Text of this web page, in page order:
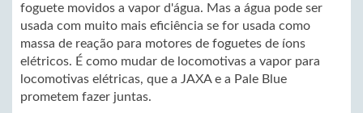
foguete movidos a vapor d'água. Mas a água pode ser
usada com muito mais eficiência se for usada como
massa de reação para motores de foguetes de íons
elétricos. É como mudar de locomotivas a vapor para
locomotivas elétricas, que a JAXA e a Pale Blue
prometem fazer juntas.